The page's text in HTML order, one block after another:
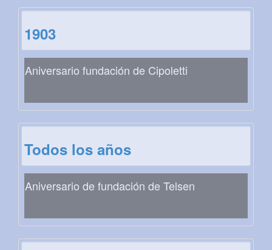
1903
Aniversario fundación de Cipoletti
Todos los años
Aniversario de fundación de Telsen